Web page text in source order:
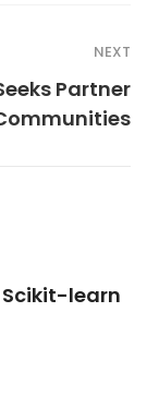
NEXT
Partner
Scikit-learn